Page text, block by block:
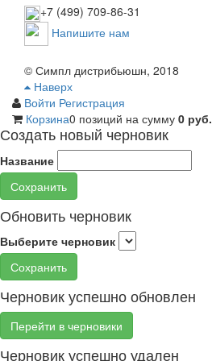
+7 (499) 709-86-31
Напишите нам
© Симпл дистрибьюшн, 2018
Наверх
Войти Регистрация
Корзина0 позиций на сумму 0 руб.
Создать новый черновик
Название
Сохранить
Обновить черновик
Выберите черновик
Сохранить
Черновик успешно обновлен
Перейти в черновики
Черновик успешно удален